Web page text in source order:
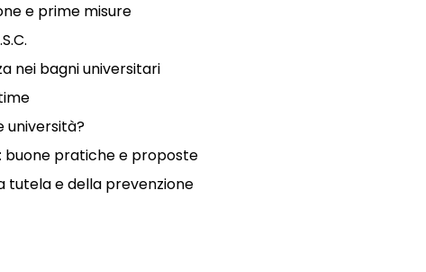
e prime misure
nei bagni universitari
università?
buone pratiche e proposte
tutela e della prevenzione